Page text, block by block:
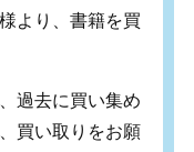
より、書籍を買
過去に買い集め
買い取りをお願